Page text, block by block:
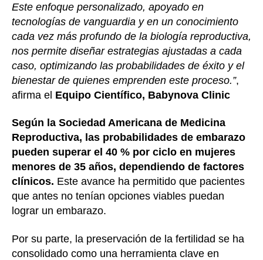
Este enfoque personalizado, apoyado en
tecnologías de vanguardia y en un conocimiento
cada vez más profundo de la biología reproductiva,
nos permite diseñar estrategias ajustadas a cada
caso, optimizando las probabilidades de éxito y el
bienestar de quienes emprenden este proceso.”,
afirma el Equipo Científico, Babynova Clinic
Según la Sociedad Americana de Medicina
Reproductiva, las probabilidades de embarazo
pueden superar el 40 % por ciclo en mujeres
menores de 35 años, dependiendo de factores
clínicos. Este avance ha permitido que pacientes
que antes no tenían opciones viables puedan
lograr un embarazo.
Por su parte, la preservación de la fertilidad se ha
consolidado como una herramienta clave en